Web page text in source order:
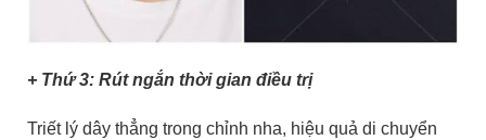
+ Thứ 3: Rút ngắn thời gian điều trị
Triết lý dây thẳng trong chỉnh nha, hiệu quả di chuyển